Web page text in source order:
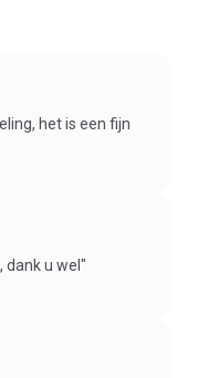
het is een fijn
dank u wel"